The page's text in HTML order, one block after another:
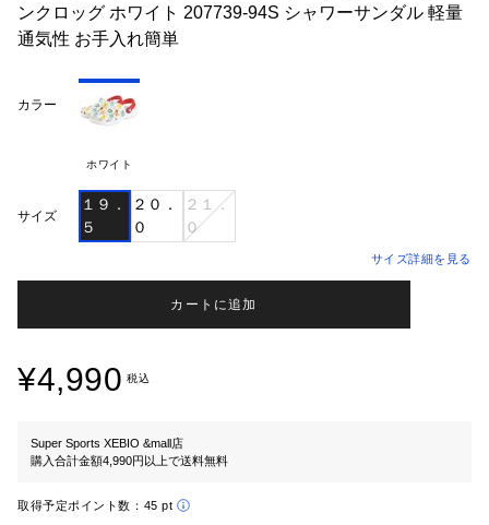
ンクロッグ ホワイト 207739-94S シャワーサンダル 軽量
通気性 お手入れ簡単
カラー
ホワイト
サイズ
１９．
５
２０．
０
２１．
０
サイズ詳細を見る
カートに追加
¥4,990 税込
Super Sports XEBIO &mall店
購入合計金額4,990円以上で送料無料
取得予定ポイント数： 45 pt